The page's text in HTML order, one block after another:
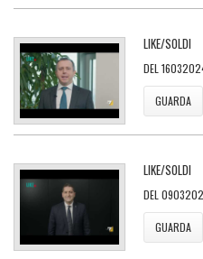
LIKE/SOLDI
DEL
GUARDA
LIKE/SOLDI
DEL
GUARDA